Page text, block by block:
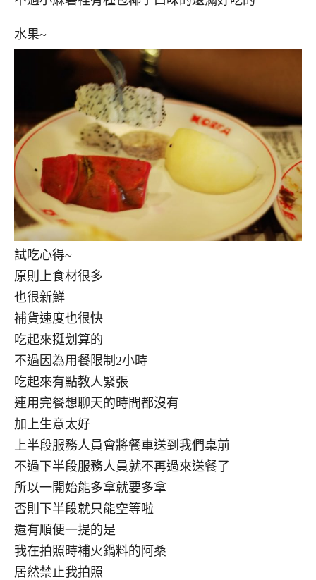
水果~
試吃心得~
原則上食材很多
也很新鮮
補貨速度也很快
吃起來挺划算的
不過因為用餐限制2小時
吃起來有點教人緊張
連用完餐想聊天的時間都沒有
加上生意太好
上半段服務人員會將餐車送到我們桌前
不過下半段服務人員就不再過來送餐了
所以一開始能多拿就要多拿
否則下半段就只能空等啦
還有順便一提的是
我在拍照時補火鍋料的阿桑
居然禁止我拍照